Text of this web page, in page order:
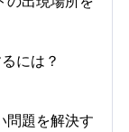
には？
問題を解決す